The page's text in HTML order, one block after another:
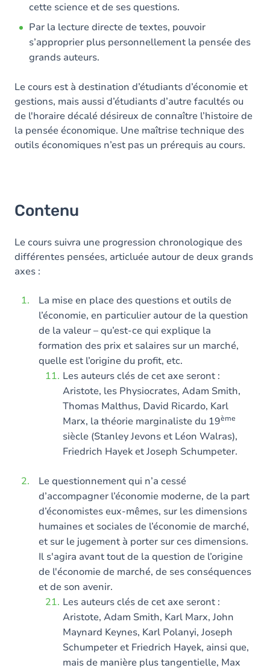
cette science et de ses questions.
Par la lecture directe de textes, pouvoir
s’approprier plus personnellement la pensée des
grands auteurs.
Le cours est à destination d’étudiants d’économie et
gestions, mais aussi d’étudiants d’autre facultés ou
de l'horaire décalé désireux de connaître l’histoire de
la pensée économique. Une maîtrise technique des
outils économiques n’est pas un prérequis au cours.
Contenu
Le cours suivra une progression chronologique des
différentes pensées, articluée autour de deux grands
axes :
La mise en place des questions et outils de
l’économie, en particulier autour de la question
de la valeur – qu’est-ce qui explique la
formation des prix et salaires sur un marché,
quelle est l’origine du profit, etc.
Les auteurs clés de cet axe seront :
Aristote, les Physiocrates, Adam Smith,
Thomas Malthus, David Ricardo, Karl
Marx, la théorie marginaliste du 19ème
siècle (Stanley Jevons et Léon Walras),
Friedrich Hayek et Joseph Schumpeter.
Le questionnement qui n’a cessé
d’accompagner l’économie moderne, de la part
d’économistes eux-mêmes, sur les dimensions
humaines et sociales de l’économie de marché,
et sur le jugement à porter sur ces dimensions.
Il s'agira avant tout de la question de l’origine
de l'économie de marché, de ses conséquences
et de son avenir.
Les auteurs clés de cet axe seront :
Aristote, Adam Smith, Karl Marx, John
Maynard Keynes, Karl Polanyi, Joseph
Schumpeter et Friedrich Hayek, ainsi que,
mais de manière plus tangentielle, Max